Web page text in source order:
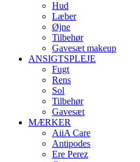
Hud
Læber
Øjne
Tilbehør
Gavesæt makeup
ANSIGTSPLEJE
Fugt
Rens
Sol
Tilbehør
Gavesæt
MÆRKER
AiiA Care
Antipodes
Ere Perez